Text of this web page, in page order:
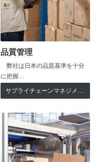
品質管理
弊社は日本の品質基準を十分
に把握…
サプライチェーンマネジメント